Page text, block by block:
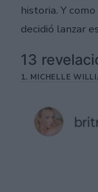
historia. Y
decidió lanzar
13
1. MICHELLE